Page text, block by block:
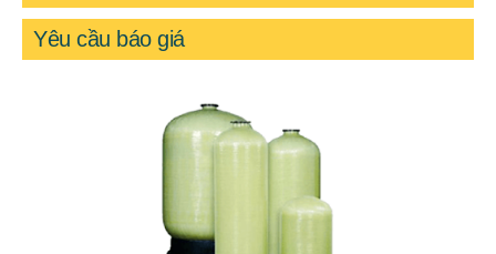
Yêu cầu báo giá